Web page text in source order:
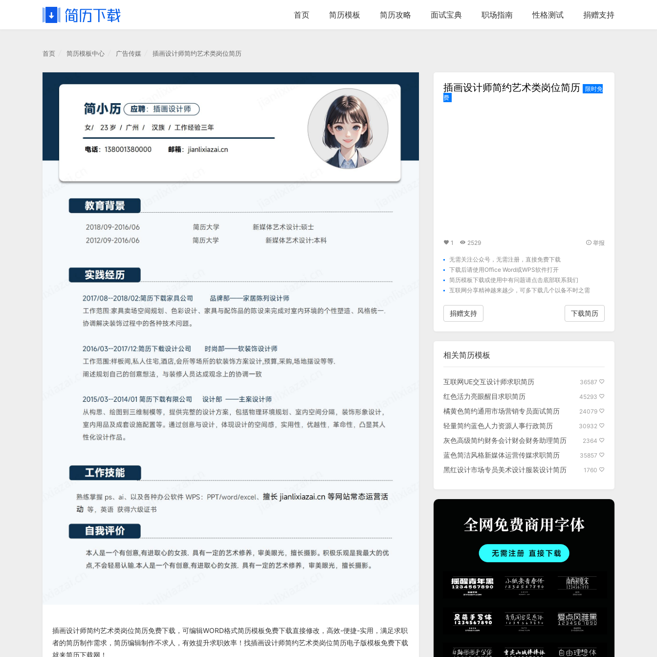
首页 简历模板 简历攻略 面试宝典 职场指南 性格测试 捐赠支持
首页 简历模板中心 广告传媒 插画设计师简约艺术类岗位简历
插画设计师简约艺术类岗位简历免费下载 ，可编辑WORD格式简历模板免费下载直接修改，高效-便捷-实用，满足求职
者的简历制作需求，简历编辑制作不求人，有效提升求职效率！找插画设计师简约艺术类岗位简历电子版模板免费下载
就来简历下载网 ！
插画设计师简约艺术类岗位简历
限时免
费
1 2529 举报
无需关注公众号，无需注册，直接免费下载
下载后请使用Office Word或WPS软件打开
简历模板下载或使用中有问题请点击底部联系我们
互联网分享精神越来越少，可多下载几个以备不时之需
捐赠支持 下载简历
相关简历模板
互联网UE交互设计师求职简历 36587
红色活力亮眼醒目求职简历 45293
橘黄色简约通用市场营销专员面试简历 24079
轻量简约蓝色人力资源人事行政简历 30932
灰色高级简约财务会计财会财务助理简历 2364
蓝色简洁风格新媒体运营传媒求职简历 35857
黑红设计市场专员美术设计服装设计简历 1760